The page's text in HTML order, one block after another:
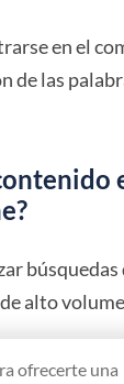
en el
de las
alto
ofrecerte una